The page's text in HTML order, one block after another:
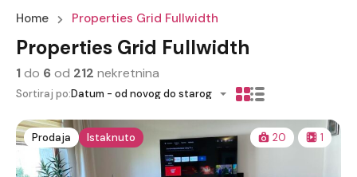
Home Properties Grid Fullwidth
Properties Grid Fullwidth
1do 6od 212 nekretnina
Sortiraj po:Datum - od novog do starog
Prodaja Istaknuto 20 1